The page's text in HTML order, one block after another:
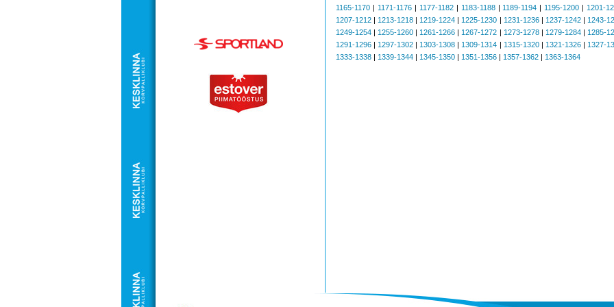
1165-1170 | 1171-1176| 1177-1182| 1183-1188| 1189-1194 | 1195-1200 | 1201-
1207-1212 | 1213-1218 | 1219-1224 | 1225-1230 | 1231-1236| 1237-1242| 1243-
1249-1254 | 1255-1260 | 1261-1266 | 1267-1272 | 1273-1278| 1279-1284| 1285-
1291-1296 | 1297-1302 | 1303-1308 | 1309-1314 | 1315-1320| 1321-1326| 1327-
1333-1338 | 1339-1344 | 1345-1350 | 1351-1356 | 1357-1362 | 1363-1364